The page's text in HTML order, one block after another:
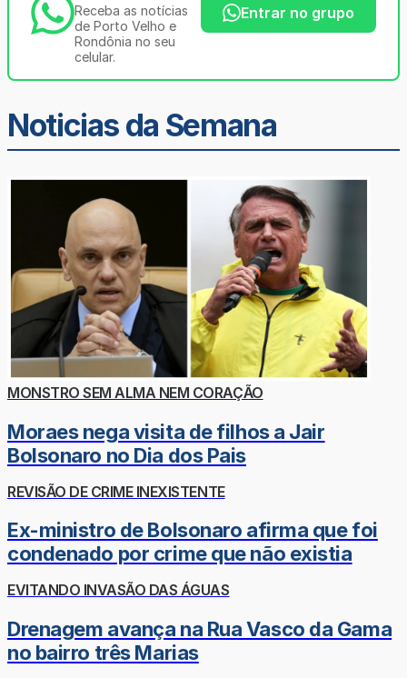
Receba as notícias
de Porto Velho e
Rondônia no seu
celular.
Entrar no grupo
Noticias da Semana
MONSTRO SEM ALMA NEM CORAÇÃO
Moraes nega visita de filhos a Jair
Bolsonaro no Dia dos Pais
REVISÃO DE CRIME INEXISTENTE
Ex-ministro de Bolsonaro afirma que foi
condenado por crime que não existia
EVITANDO INVASÃO DAS ÁGUAS
Drenagem avança na Rua Vasco da Gama
no bairro três Marias